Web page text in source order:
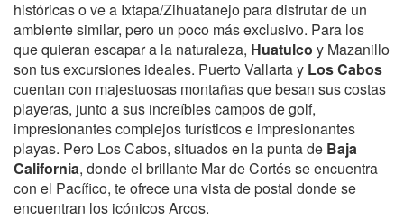
históricas o ve a Ixtapa/Zihuatanejo para disfrutar de un
ambiente similar, pero un poco más exclusivo. Para los
que quieran escapar a la naturaleza, Huatulco y Mazanillo
son tus excursiones ideales. Puerto Vallarta y Los Cabos
cuentan con majestuosas montañas que besan sus costas
playeras, junto a sus increíbles campos de golf,
impresionantes complejos turísticos e impresionantes
playas. Pero Los Cabos, situados en la punta de Baja
California, donde el brillante Mar de Cortés se encuentra
con el Pacífico, te ofrece una vista de postal donde se
encuentran los icónicos Arcos.